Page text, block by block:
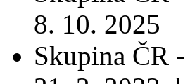
8. 10. 2025
Skupina ČR -